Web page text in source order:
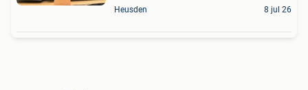
Heusden 8 jul 26